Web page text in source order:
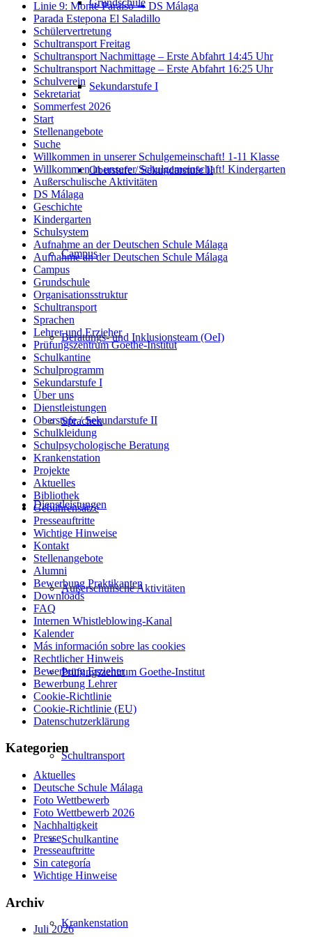
Grundschule
Sekundarstufe I
Oberstufe / Sekundarstufe II
Campus
Beratungs- und Inklusionsteam (OeI)
Sprachen
Dienstleistungen
Außerschulische Aktivitäten
Prüfungszentrum Goethe-Institut
Schultransport
Schulkantine
Krankenstation
Linie 9: Monte Paraíso ➟ DS Málaga
Parada Estepona El Saladillo
Schülervertretung
Schultransport Freitag
Schultransport Nachmittage – Erste Abfahrt 14:45 Uhr
Schultransport Nachmittage – Erste Abfahrt 16:25 Uhr
Schulverein
Sekretariat
Sommerfest 2026
Start
Stellenangebote
Suche
Willkommen in unserer Schulgemeinschaft! 1-11 Klasse
Willkommen in unserer Schulgemeinschaft! Kindergarten
Außerschulische Aktivitäten
DS Málaga
Geschichte
Kindergarten
Schulsystem
Aufnahme an der Deutschen Schule Málaga
Aufnahme an der Deutschen Schule Málaga
Campus
Grundschule
Organisationsstruktur
Schultransport
Sprachen
Lehrer und Erzieher
Prüfungszentrum Goethe-Institut
Schulkantine
Schulprogramm
Sekundarstufe I
Über uns
Dienstleistungen
Oberstufe / Sekundarstufe II
Schulkleidung
Schulpsychologische Beratung
Krankenstation
Projekte
Aktuelles
Bibliothek
Gebührensätze
Presseauftritte
Wichtige Hinweise
Kontakt
Stellenangebote
Alumni
Bewerbung Praktikanten
Downloads
FAQ
Internen Whistleblowing-Kanal
Kalender
Más información sobre las cookies
Rechtlicher Hinweis
Bewerbung Erzieher
Bewerbung Lehrer
Cookie-Richtlinie
Cookie-Richtlinie (EU)
Datenschutzerklärung
Kategorien
Aktuelles
Deutsche Schule Málaga
Foto Wettbewerb
Foto Wettbewerb 2026
Nachhaltigkeit
Presse
Presseauftritte
Sin categoría
Wichtige Hinweise
Archiv
Juli 2026